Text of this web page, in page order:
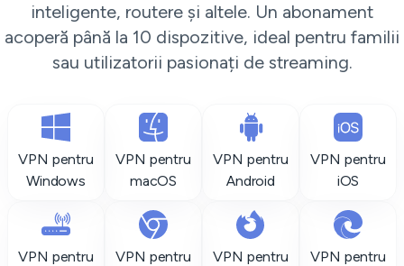
inteligente, routere și altele. Un abonament
acoperă până la 10 dispozitive, ideal pentru familii
sau utilizatorii pasionați de streaming.
VPN pentru
Windows
VPN pentru
macOS
VPN pentru
Android
VPN pentru
iOS
VPN pentru
VPN pentru
VPN pentru
VPN pentru